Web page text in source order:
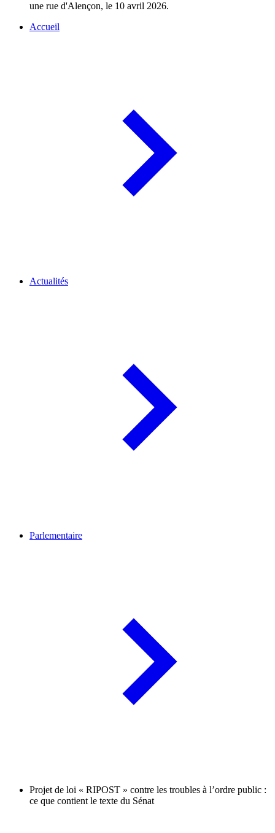
une rue d'Alençon, le 10 avril 2026.
Accueil
Actualités
Parlementaire
Projet de loi « RIPOST » contre les troubles à l’ordre public :
ce que contient le texte du Sénat